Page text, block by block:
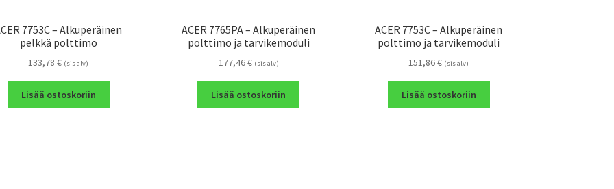
7753C – Alkuperäinen
pelkkä polttimo
133,78€ (sis alv)
Lisää ostoskoriin
ACER 7765PA – Alkuperäinen
polttimo ja tarvikemoduli
177,46€ (sis alv)
Lisää ostoskoriin
ACER 7753C – Alkuperäinen
polttimo ja tarvikemoduli
151,86€ (sis alv)
Lisää ostoskoriin